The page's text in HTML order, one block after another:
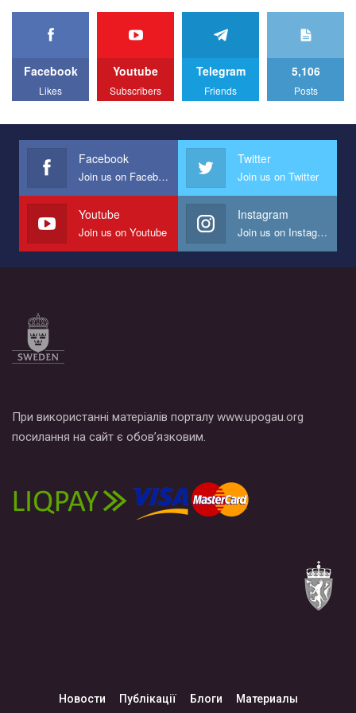
We appeal to your support and ask to help us implement our plan
All you have to do is to press "Like" below the video.
Эмоционально сильный ролик от команды "Гей-альянс
представляющий программу развития организации.
Мы просим вас поддержать нас и помочь нам реализовать
наш план по борьбе с насилием и дискриминацией на почве
СОГИ в Украине.
Все, что вам нужно сделать - это зайти на наш канал YouTube
по этой ссылке и поставить лайк под видео.
Facebook
Likes
Youtube
Subscribers
Telegram
Friends
5,106
Posts
Facebook
Join us on Facebook
Twitter
Join us on Twitter
Youtube
Join us on Youtube
Instagram
Join us on Instagram
При використанні матеріалів порталу www.upogau.org
посилання на сайт є обов’язковим.
Новости Публікації Блоги Материалы